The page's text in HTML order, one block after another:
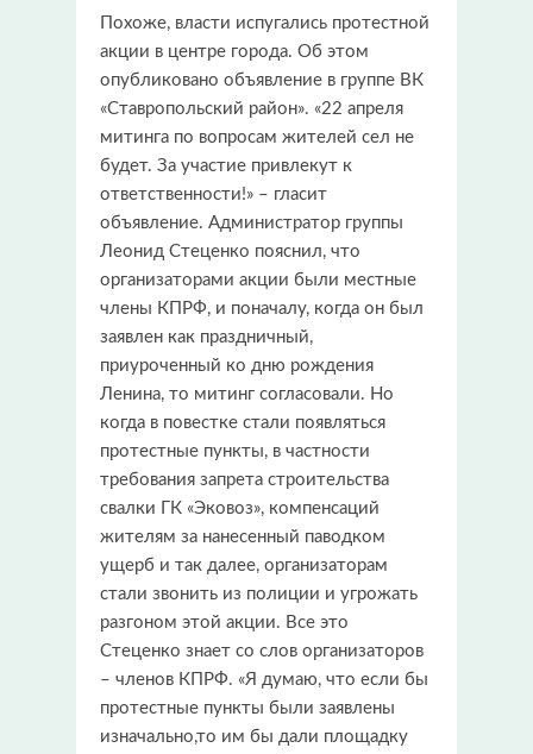
Похоже, власти испугались протестной
акции в центре города. Об этом
опубликовано объявление в группе ВК
«Ставропольский район». «22 апреля
митинга по вопросам жителей сел не
будет. За участие привлекут к
ответственности!» – гласит
объявление. Администратор группы
Леонид Стеценко пояснил, что
организаторами акции были местные
члены КПРФ, и поначалу, когда он был
заявлен как праздничный,
приуроченный ко дню рождения
Ленина, то митинг согласовали. Но
когда в повестке стали появляться
протестные пункты, в частности
требования запрета строительства
свалки ГК «Эковоз», компенсаций
жителям за нанесенный паводком
ущерб и так далее, организаторам
стали звонить из полиции и угрожать
разгоном этой акции. Все это
Стеценко знает со слов организаторов
– членов КПРФ. «Я думаю, что если бы
протестные пункты были заявлены
изначально,то им бы дали площадку